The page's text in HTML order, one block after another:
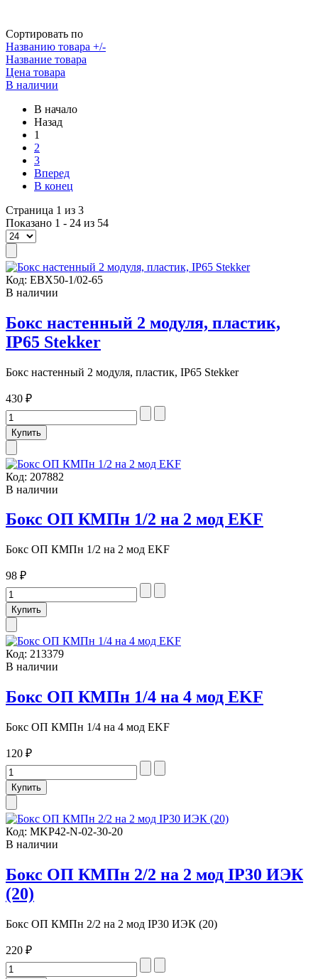
Сортировать по
Названию товара +/-
Название товара
Цена товара
В наличии
В начало
Назад
1
2
3
Вперед
В конец
Страница 1 из 3
Показано 1 - 24 из 54
Код: EBX50-1/02-65
В наличии
Бокс настенный 2 модуля, пластик,
IP65 Stekker
Бокс настенный 2 модуля, пластик, IP65 Stekker
430 ₽
Код: 207882
В наличии
Бокс ОП КМПн 1/2 на 2 мод EKF
Бокс ОП КМПн 1/2 на 2 мод EKF
98 ₽
Код: 213379
В наличии
Бокс ОП КМПн 1/4 на 4 мод EKF
Бокс ОП КМПн 1/4 на 4 мод EKF
120 ₽
Код: MKP42-N-02-30-20
В наличии
Бокс ОП КМПн 2/2 на 2 мод IP30 ИЭК
(20)
Бокс ОП КМПн 2/2 на 2 мод IP30 ИЭК (20)
220 ₽